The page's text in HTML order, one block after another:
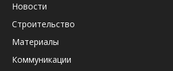
Новости
Строительство
Материалы
Коммуникации